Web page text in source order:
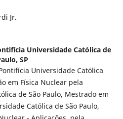
Jr.
Universidade Católica de
SP
Universidade Católica
em Física Nuclear pela
de São Paulo, Mestrado em
Católica de São Paulo,